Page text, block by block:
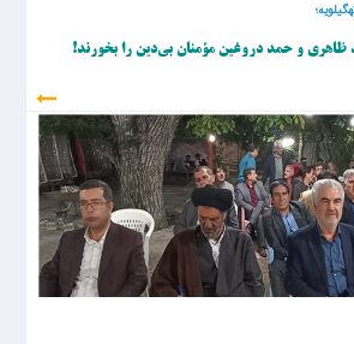
ظاهری و حمد دروغین مؤمنان بی‌دین را بخورند!